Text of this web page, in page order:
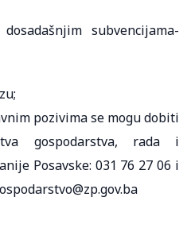
subvencijama-
pozivima se mogu dobiti
gospodarstva, rada i
Posavske: 031 76 27 06 i